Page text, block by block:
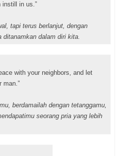
instill in us.”
tapi terus berlanjut, dengan
ditanamkan dalam diri kita.
with your neighbors, and let
man.”
berdamailah dengan tetanggamu,
seorang pria yang lebih